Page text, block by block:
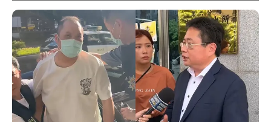
「矢板明夫遇襲不是偶發衝突，中共跨境鎮壓正在模組
化」。